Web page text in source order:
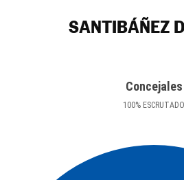
SANTIBÁÑEZ
Concejales
100% ESCRUTADO